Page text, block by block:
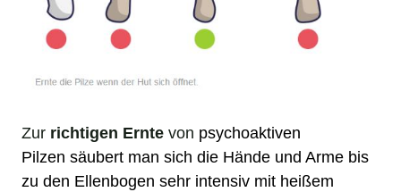
Zur richtigen Ernte von psychoaktiven
Pilzen säubert man sich die Hände und Arme bis
zu den Ellenbogen sehr intensiv mit heißem